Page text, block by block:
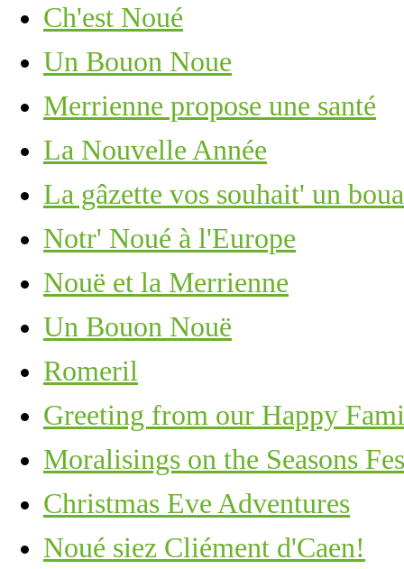
Ch'est Noué
Un Bouon Noue
Merrienne propose une santé
La Nouvelle Année
La gâzette vos souhait' un
Notr' Noué à l'Europe
Nouë et la Merrienne
Un Bouon Nouë
Romeril
Greeting from our Happy
Moralisings on the Seasons
Christmas Eve Adventures
Noué siez Cliément d'Caen!